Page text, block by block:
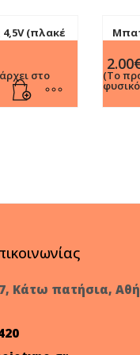
(πλακέ
στο
2.00
(Το
Κάτω πατήσια,